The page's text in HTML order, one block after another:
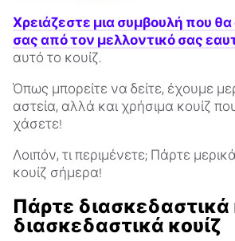
Χρειάζεστε μια συμβουλή που
σας από τον μελλοντικό σας
αυτό το κουίζ.
Όπως μπορείτε να δείτε, έχουμε
αστεία, αλλά και χρήσιμα κουίζ
χάσετε!
Λοιπόν, τι περιμένετε; Πάρτε
κουίζ σήμερα!
Πάρτε διασκεδαστικά
διασκεδαστικά κουίζ